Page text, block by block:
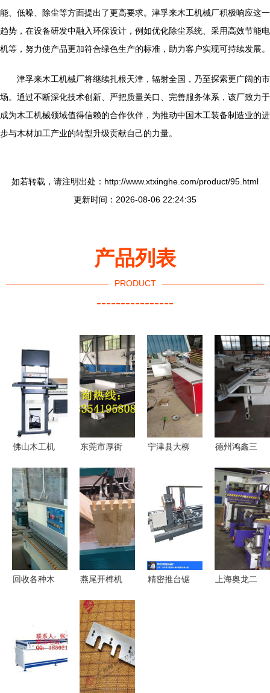
能、低噪、除尘等方面提出了更高要求。津孚来木工机械厂积极响应这一
趋势，在设备研发中融入环保设计，例如优化除尘系统、采用高效节能电
机等，努力使产品更加符合绿色生产的标准，助力客户实现可持续发展。
津孚来木工机械厂将继续扎根天津，辐射全国，乃至探索更广阔的市
场。通过不断深化技术创新、严把质量关口、完善服务体系，该厂致力于
成为木工机械领域值得信赖的合作伙伴，为推动中国木工装备制造业的进
步与木材加工产业的转型升级贡献自己的力量。
如若转载，请注明出处：http://www.xtxinghe.com/product/95.html
更新时间：2026-08-06 22:24:35
产品列表
PRODUCT
----------------
佛山木工机
备引领行业
创新
东莞市厚街
械厂 专业
封边机、排
钻、裁板锯
制造商
宁津县大柳
卖促销 优
质设备助力
木业发展
德州鸿鑫三
精密推台锯
的日常使用
及保养指南
回收各种木
发新生助力
环保与产业
升级
燕尾开榫机
业的革新福
音——解析
木工榫槽机
与数控开榫
机在产业链
精密推台锯
上海奥龙二